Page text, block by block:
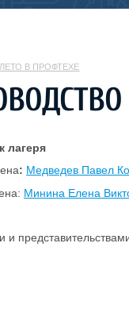
ЛЕТО В ПРОФТЕХЕ
лагеря
: Медведев Павел
Минина Елена